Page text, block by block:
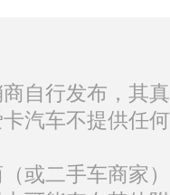
商自行发布，其
汽车不提供任
或二手车商家